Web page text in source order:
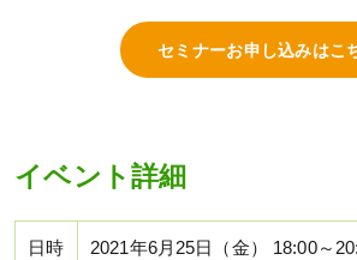
セミナーお申し込みはこ
イベント詳細
日時 2021年6月25日（金） 18:00～